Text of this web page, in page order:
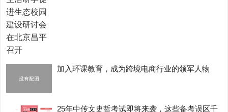
加入环课教育，成为跨境电商行业的领军人物
25年中传文史哲考试即将来袭，这些备考误区千